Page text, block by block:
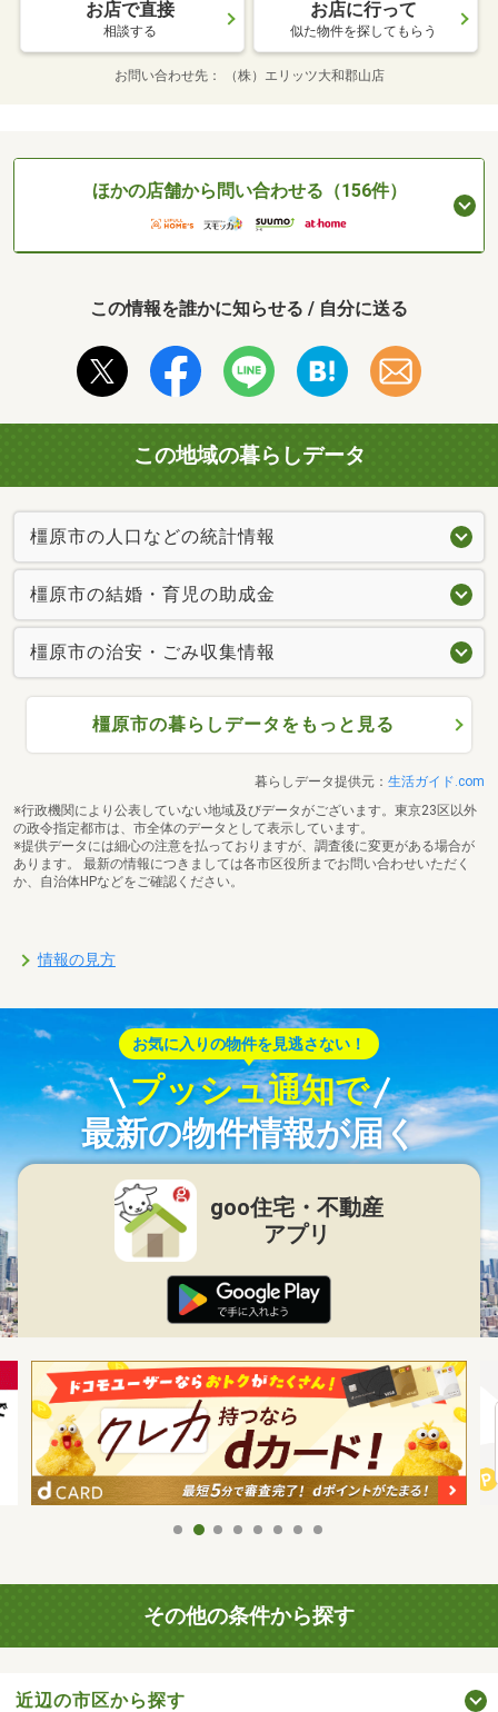
お店で直接
相談する
お店に行って
似た物件を探してもらう
お問い合わせ先 （株）エリッツ大和郡山店
ほかの店舗から問い合わせる（156件）
この情報を誰かに知らせる / 自分に送る
この地域の暮らしデータ
橿原市の人口などの統計情報
橿原市の結婚・育児の助成金
橿原市の治安・ごみ収集情報
橿原市の暮らしデータをもっと見る
暮らしデータ提供元： 生活ガイド.com
※行政機関により公表していない地域及びデータがございます。東京23区以外
の政令指定都市は、市全体のデータとして表示しています。
※提供データには細心の注意を払っておりますが、調査後に変更がある場合が
あります。 最新の情報につきましては各市区役所までお問い合わせいただく
か、自治体HPなどをご確認ください。
情報の見方
お気に入りの物件を見逃さない！
プッシュ通知で
最新の物件情報が届く
goo住宅・不動産
アプリ
その他の条件から探す
近辺の市区から探す